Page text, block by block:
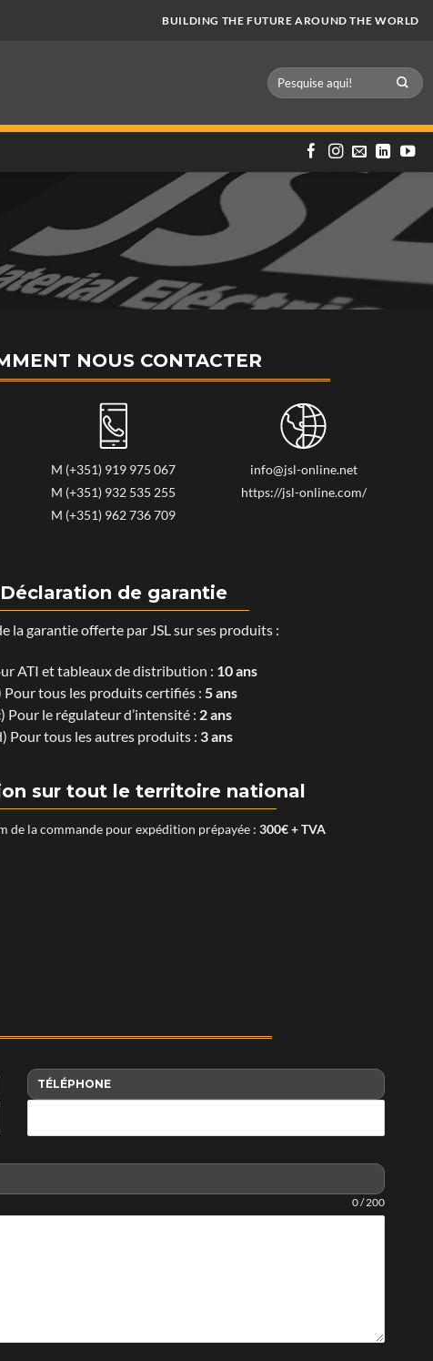
BUILDING THE FUTURE AROUND THE WORLD
NOUS CONTACTER
M (+351) 919 975 067
M (+351) 932 535 255
M (+351) 962 736 709
info@jsl-online.net
https://jsl-online.com/
Déclaration de garantie
la garantie offerte par JSL sur ses produits :
ATI et tableaux de distribution : 10 ans
Pour tous les produits certifiés : 5 ans
Pour le régulateur d’intensité : 2 ans
Pour tous les autres produits : 3 ans
sur tout le territoire national
de la commande pour expédition prépayée : 300€ + TVA
TÉLÉPHONE
0 / 200